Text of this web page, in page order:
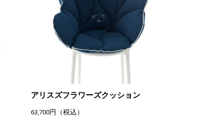
アリスズフラワーズクッション
63,700円（税込）